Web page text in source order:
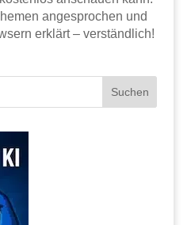
angesprochen und
erklärt – verständlich!